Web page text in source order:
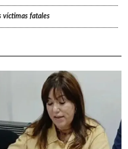
víctimas fatales